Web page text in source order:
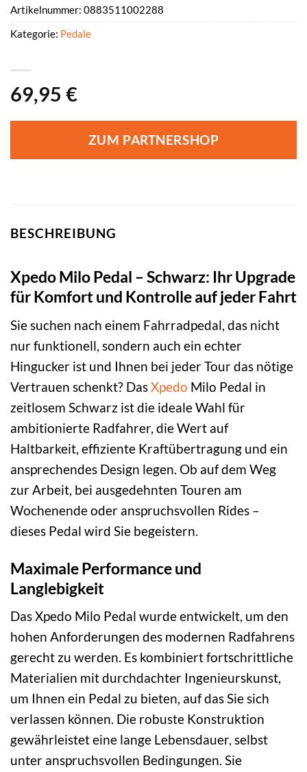
69,95 €
ZUM PARTNERSHOP
Artikelnummer: 0883511002288
Kategorie: Pedale
BESCHREIBUNG
Xpedo Milo Pedal – Schwarz: Ihr Upgrade
für Komfort und Kontrolle auf jeder Fahrt
Sie suchen nach einem Fahrradpedal, das nicht
nur funktionell, sondern auch ein echter
Hingucker ist und Ihnen bei jeder Tour das nötige
Vertrauen schenkt? DasXpedo Milo Pedal in
zeitlosem Schwarz ist die ideale Wahl für
ambitionierte Radfahrer, die Wert auf
Haltbarkeit, effiziente Kraftübertragung und ein
ansprechendes Design legen. Ob auf dem Weg
zur Arbeit, bei ausgedehnten Touren am
Wochenende oder anspruchsvollen Rides –
dieses Pedal wird Sie begeistern.
Maximale Performance und
Langlebigkeit
Das Xpedo Milo Pedal wurde entwickelt, um den
hohen Anforderungen des modernen Radfahrens
gerecht zu werden. Es kombiniert fortschrittliche
Materialien mit durchdachter Ingenieurskunst,
um Ihnen ein Pedal zu bieten, auf das Sie sich
verlassen können. Die robuste Konstruktion
gewährleistet eine lange Lebensdauer, selbst
unter anspruchsvollen Bedingungen. Sie